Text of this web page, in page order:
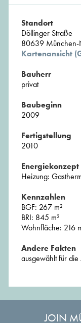
Standort
Döllinger Straße
80639 München-
Kartenansicht
Bauherr
privat
Baubeginn
2009
Fertigstellung
2010
Energiekonzept
Heizung:
Kennzahlen
BGF: 267 m²
BRI: 845 m²
Wohnfläche: 216
Andere Fakten
ausgewählt für die
JOIN